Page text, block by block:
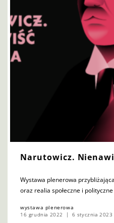
Narutowicz.
Wystawa plenerowa
oraz realia społeczne i
wystawa plenerowa
16 grudnia 2022
6 stycznia 2023